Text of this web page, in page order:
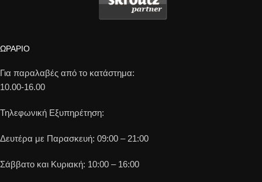
ΩΡΑΡΙΟ
Για παραλαβές από το κατάστημα:
10.00-16.00
Τηλεφωνική Εξυπηρέτηση:
Δευτέρα με Παρασκευή: 09:00 – 21:00
Σάββατο και Κυριακή: 10:00 – 16:00